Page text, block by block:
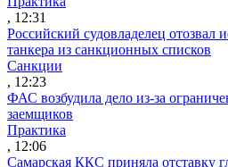
, 12:31
Российский судовладелец отозвал
танкера из санкционных списков
Санкции
, 12:23
ФАС возбудила дело из-за
заемщиков
Практика
, 12:06
Самарская ККС приняла отставку